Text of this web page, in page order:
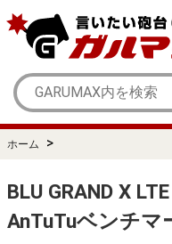
ホーム >
BLU GRAND X
AnTuTuベンチマ